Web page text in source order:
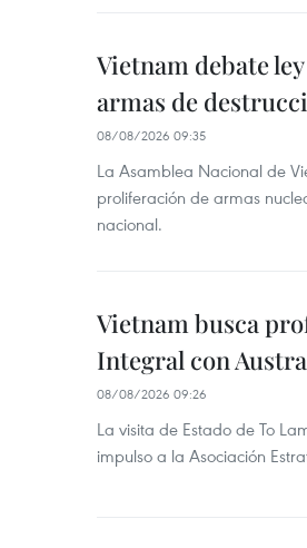
Vietnam debate
armas de
08/08/2026 09:35
La Asamblea Nacional de
proliferación de armas
nacional.
Vietnam busca
Integral con
08/08/2026 09:26
La visita de Estado de To
impulso a la Asociación